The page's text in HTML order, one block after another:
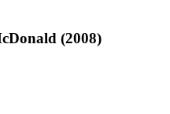
(2008)